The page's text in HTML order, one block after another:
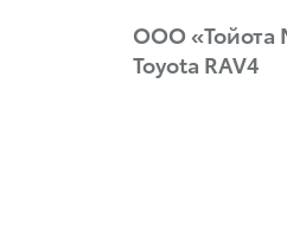
ООО «Тойота
Toyota RAV4